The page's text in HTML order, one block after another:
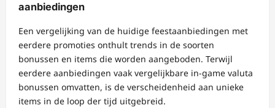
aanbiedingen
Een vergelijking van de huidige feestaanbiedingen met
eerdere promoties onthult trends in de soorten
bonussen en items die worden aangeboden. Terwijl
eerdere aanbiedingen vaak vergelijkbare in-game valuta
bonussen omvatten, is de verscheidenheid aan unieke
items in de loop der tijd uitgebreid.